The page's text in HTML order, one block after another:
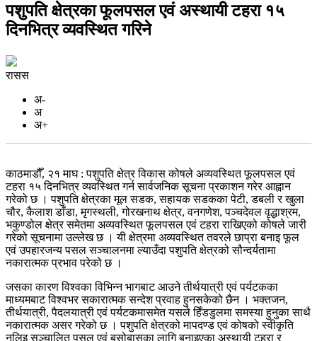
पशुपति क्षेत्रका फूलपसल एवं अस्थायी टहरा १५
दिनभित्र व्यवस्थित गरिने
रासस
अ-
अ
अ+
काठमाडौँ, २१ माघ : पशुपति क्षेत्र विकास कोषले अव्यवस्थित फूलपसल एवं
टहरा १५ दिनभित्र व्यवस्थित गर्न सार्वजनिक सूचना प्रकाशन गरेर आह्वान
गरेको छ । पशुपति क्षेत्रका मूल सडक, सहायक सडकका पेटी, डबली र खुला
चौर, कैलाश डाँडा, मृगस्थली, गोरखनाथ क्षेत्र, वनगणेश, पञ्चदेवल वृद्धाश्रम,
भकुण्डोल क्षेत्र समेतमा अव्यवस्थित फूलपसल एवं टहरा राखिएको कोषले जारी
गरेको सूचनामा उल्लेख छ । यी क्षेत्रमा अव्यवस्थित तवरले छाप्रा बनाइ फूल
एवं उपहारजन्य पसल सञ्चालनमा ल्याउँदा पशुपति क्षेत्रको सौन्दर्यतामा
नकारात्मक प्रभाव परेको छ ।
जसका कारण विश्वका विभिन्न भागबाट आउने तीर्थयात्री एवं पर्यटकका
माध्यमबाट विश्वभर सकारात्मक सन्देश प्रवाह हुनसकेको छैन । भक्तजन,
तीर्थयात्री, पैदलयात्री एवं पर्यटकमासमेत यसले हिँडडुलमा समस्या हुनुका साथै
नकारात्मक असर गरेको छ । पशुपति क्षेत्रको मापदण्ड एवं कोषको स्वीकृति
नलिइ सञ्चालित पसल एवं बसोबासका लागि बनाइएका अस्थायी टहरा र